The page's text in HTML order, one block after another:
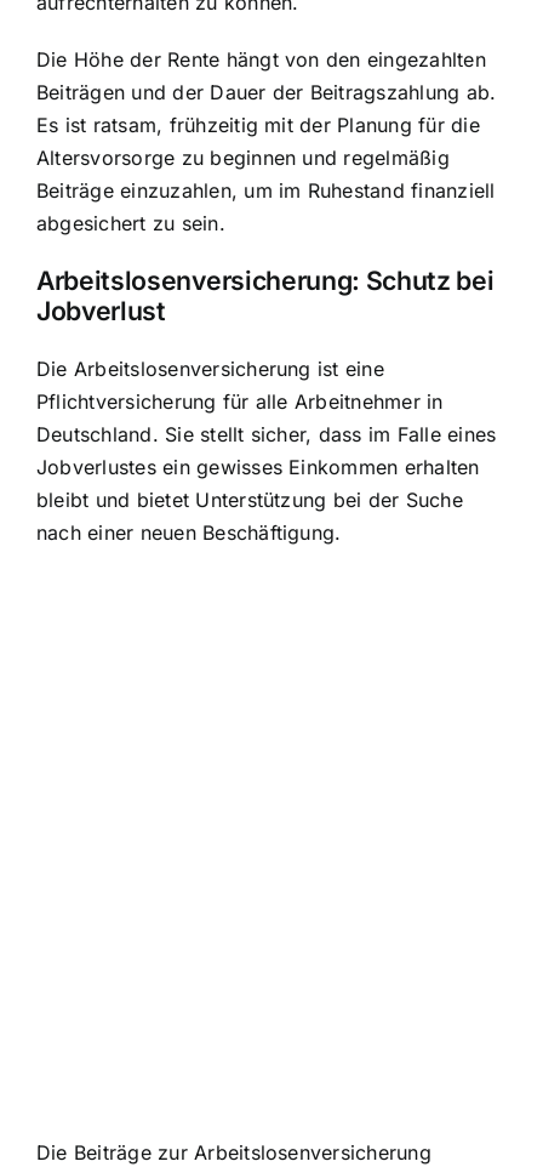
Die Höhe der Rente hängt von den eingezahlten
Beiträgen und der Dauer der Beitragszahlung ab.
Es ist ratsam, frühzeitig mit der Planung für die
Altersvorsorge zu beginnen und regelmäßig
Beiträge einzuzahlen, um im Ruhestand finanziell
abgesichert zu sein.
Arbeitslosenversicherung: Schutz bei
Jobverlust
Die Arbeitslosenversicherung ist eine
Pflichtversicherung für alle Arbeitnehmer in
Deutschland. Sie stellt sicher, dass im Falle eines
Jobverlustes ein gewisses Einkommen erhalten
bleibt und bietet Unterstützung bei der Suche
nach einer neuen Beschäftigung.
Die Beiträge zur Arbeitslosenversicherung